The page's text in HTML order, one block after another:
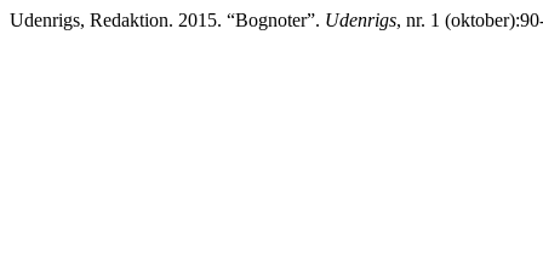
Udenrigs, Redaktion. 2015. “Bognoter”. Udenrigs, nr. 1